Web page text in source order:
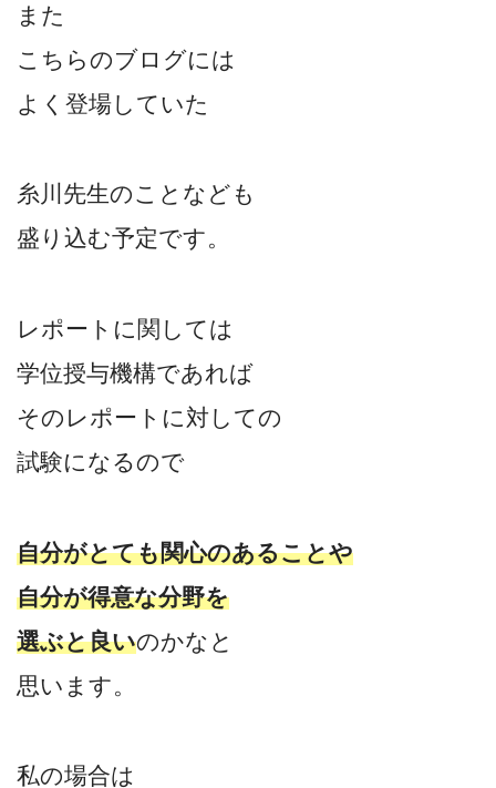
また
こちらのブログには
よく登場していた
糸川先生のことなども
盛り込む予定です。
レポートに関しては
学位授与機構であれば
そのレポートに対しての
試験になるので
自分がとても関心のあることや
自分が得意な分野を
選ぶと良いのかなと
思います。
私の場合は